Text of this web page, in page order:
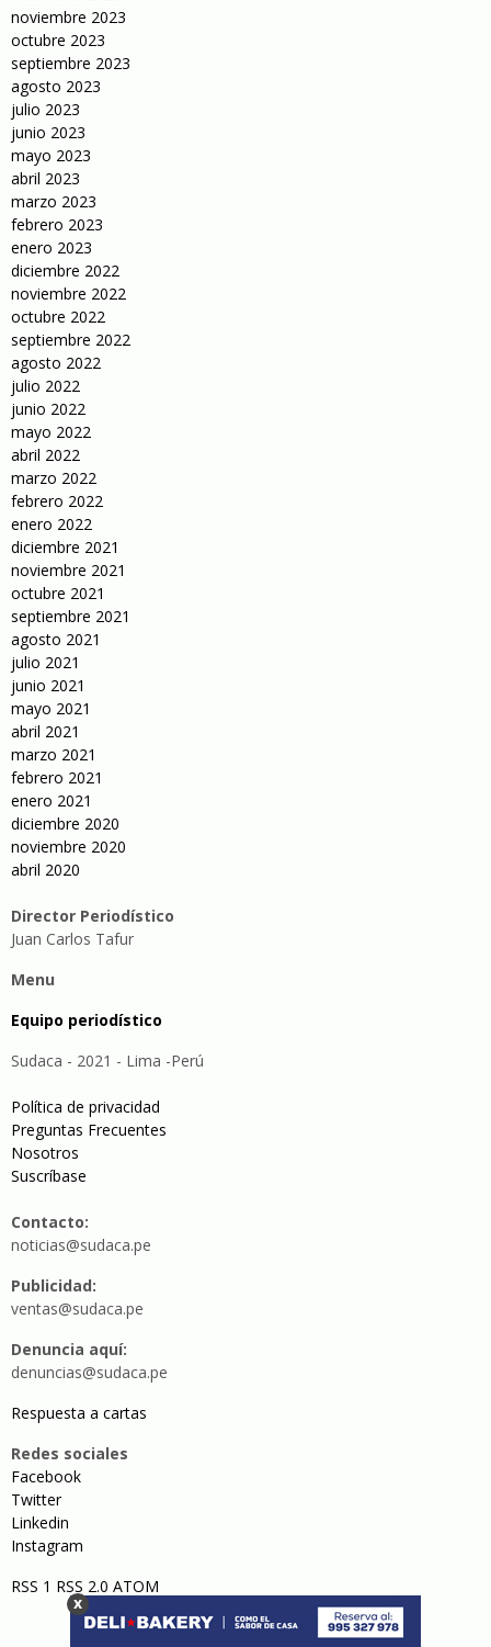
noviembre 2023
octubre 2023
septiembre 2023
agosto 2023
julio 2023
junio 2023
mayo 2023
abril 2023
marzo 2023
febrero 2023
enero 2023
diciembre 2022
noviembre 2022
octubre 2022
septiembre 2022
agosto 2022
julio 2022
junio 2022
mayo 2022
abril 2022
marzo 2022
febrero 2022
enero 2022
diciembre 2021
noviembre 2021
octubre 2021
septiembre 2021
agosto 2021
julio 2021
junio 2021
mayo 2021
abril 2021
marzo 2021
febrero 2021
enero 2021
diciembre 2020
noviembre 2020
abril 2020
Director Periodístico
Juan Carlos Tafur
Menu
Equipo periodístico
Sudaca - 2021 - Lima -Perú
Política de privacidad
Preguntas Frecuentes
Nosotros
Suscríbase
Contacto:
noticias@sudaca.pe
Publicidad:
ventas@sudaca.pe
Denuncia aquí:
denuncias@sudaca.pe
Respuesta a cartas
Redes sociales
Facebook
Twitter
Linkedin
Instagram
RSS 1 RSS 2.0 ATOM
x